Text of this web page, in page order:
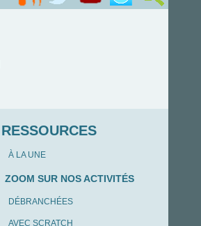
RESSOURCES
À LA UNE
ZOOM SUR NOS ACTIVITÉS
DÉBRANCHÉES
AVEC SCRATCH